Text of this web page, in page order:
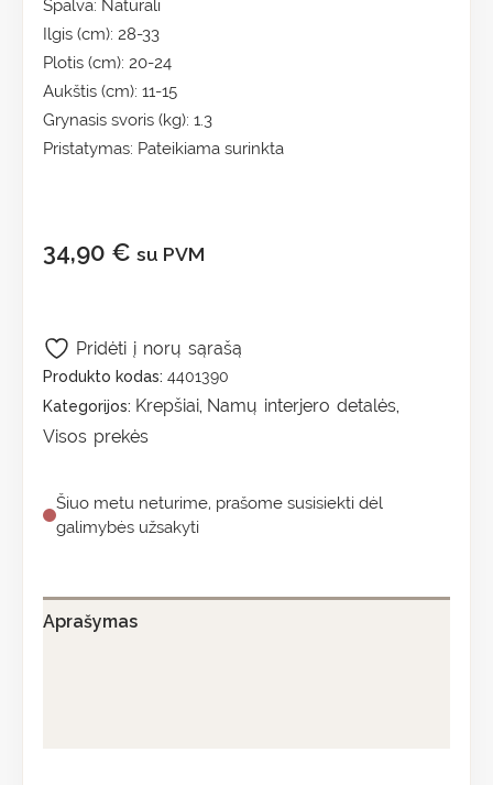
Spalva: Natūrali
Ilgis (cm): 28-33
Plotis (cm): 20-24
Aukštis (cm): 11-15
Grynasis svoris (kg): 1.3
Pristatymas: Pateikiama surinkta
34,90 € su PVM
Produkto kodas: 4401390
Kategorijos: Krepšiai, Namų interjero detalės,
Visos prekės
Šiuo metu neturime, prašome susisiekti dėl
galimybės užsakyti
Pridėti į norų sąrašą
Aprašymas